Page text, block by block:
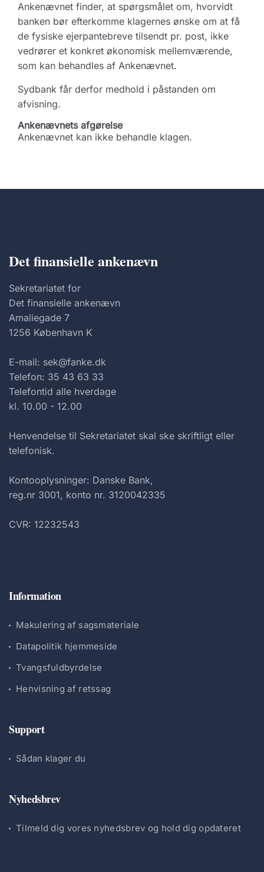
Ankenævnet finder, at spørgsmålet om, hvorvidt
banken bør efterkomme klagernes ønske om at få
de fysiske ejerpantebreve tilsendt pr. post, ikke
vedrører et konkret økonomisk mellemværende,
som kan behandles af Ankenævnet.
Sydbank får derfor medhold i påstanden om
afvisning.
Ankenævnets afgørelse
Ankenævnet kan ikke behandle klagen.
Det finansielle ankenævn
Sekretariatet for
Det finansielle ankenævn
Amaliegade 7
1256 København K
E-mail: sek@fanke.dk
Telefon: 35 43 63 33
Telefontid alle hverdage
kl. 10.00 - 12.00
Henvendelse til Sekretariatet skal ske skriftligt eller
telefonisk.
Kontooplysninger: Danske Bank,
reg.nr 3001, konto nr. 3120042335
CVR: 12232543
Information
Makulering af sagsmateriale
Datapolitik hjemmeside
Tvangsfuldbyrdelse
Henvisning af retssag
Support
Sådan klager du
Nyhedsbrev
Tilmeld dig vores nyhedsbrev og hold dig opdateret